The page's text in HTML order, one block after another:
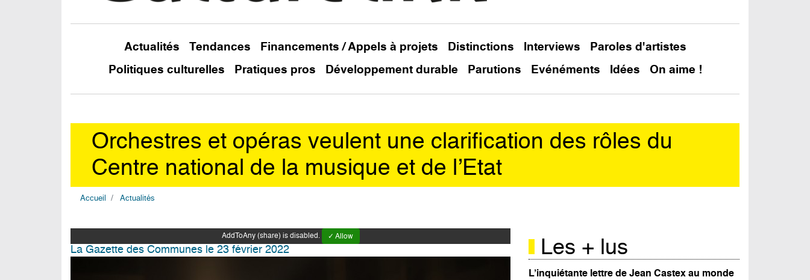
Actualités Tendances Financements / Appels à projets Distinctions Interviews
Paroles d'artistes
Politiques culturelles
Pratiques pros Développement durable Parutions Evénéments Idées On aime !
Orchestres et opéras veulent une clarification des rôles du
Centre national de la musique et de l’Etat
Accueil Actualités
AddToAny (share) is disabled. ✓ Allow
La Gazette des Communes le 23 février 2022 Les + lus
L’inquiétante lettre de Jean Castex au monde